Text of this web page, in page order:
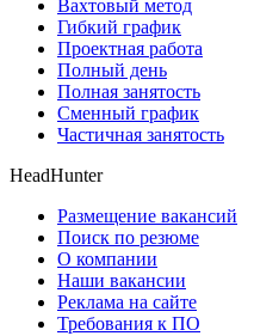
Вахтовый метод
Гибкий график
Проектная работа
Полный день
Полная занятость
Сменный график
Частичная занятость
HeadHunter
Размещение вакансий
Поиск по резюме
О компании
Наши вакансии
Реклама на сайте
Требования к ПО